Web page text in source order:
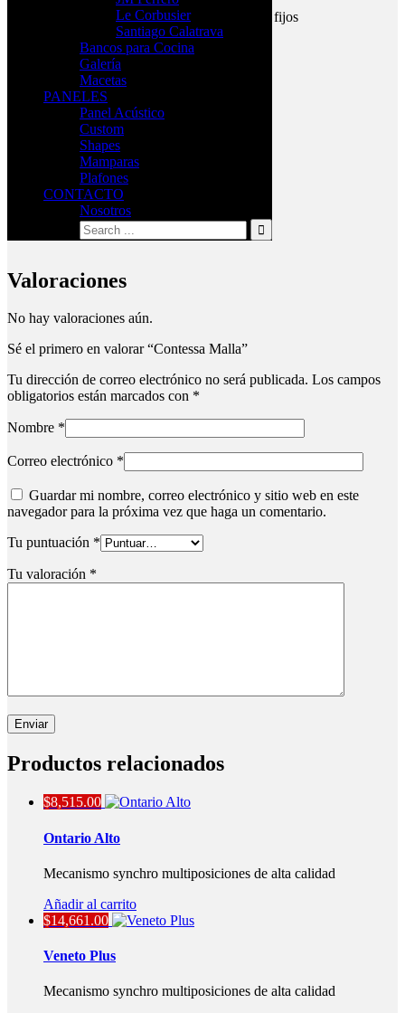
Le Corbusier
Santiago Calatrava
Bancos para Cocina
Galería
Macetas
PANELES
Panel Acústico
Custom
Shapes
Mamparas
Plafones
CONTACTO
Nosotros
Apoyabrazos: brazos ajustables / brazos fijos
Asiento: / Mesh Negro /Mesh Gris
Información adicional
CUERPO COLOR
MALLA (respaldo)
MALLA (Asiento) Gris Medio, Negro
Valoraciones
No hay valoraciones aún.
Sé el primero en valorar “Contessa Malla”
Tu dirección de correo electrónico no será publicada. Los campos
obligatorios están marcados con *
Nombre *
Correo electrónico *
Guardar mi nombre, correo electrónico y sitio web en este
navegador para la próxima vez que haga un comentario.
Tu puntuación *
Tu valoración *
Productos relacionados
$8,515.00
Ontario Alto
Mecanismo synchro multiposiciones de alta calidad
Añadir al carrito
$14,661.00
Veneto Plus
Mecanismo synchro multiposiciones de alta calidad